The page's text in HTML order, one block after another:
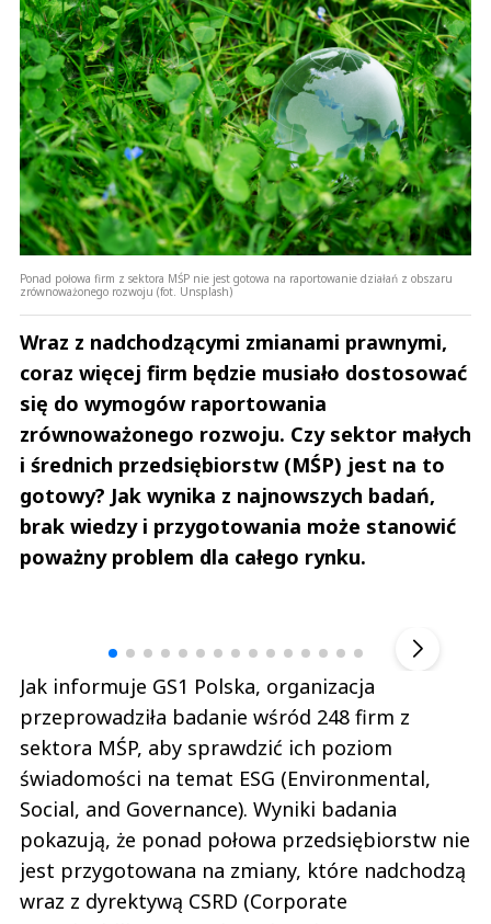
Ponad połowa firm z sektora MŚP nie jest gotowa na raportowanie działań z obszaru
zrównoważonego rozwoju (fot. Unsplash)
Wraz z nadchodzącymi zmianami prawnymi,
coraz więcej firm będzie musiało dostosować
się do wymogów raportowania
zrównoważonego rozwoju. Czy sektor małych
i średnich przedsiębiorstw (MŚP) jest na to
gotowy? Jak wynika z najnowszych badań,
brak wiedzy i przygotowania może stanowić
poważny problem dla całego rynku.
Jak informuje GS1 Polska, organizacja
przeprowadziła badanie wśród 248 firm z
sektora MŚP, aby sprawdzić ich poziom
świadomości na temat ESG (Environmental,
Social, and Governance). Wyniki badania
pokazują, że ponad połowa przedsiębiorstw nie
jest przygotowana na zmiany, które nadchodzą
wraz z dyrektywą CSRD (Corporate